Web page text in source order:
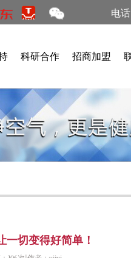
电
科研合作 招商加盟
一切变得好简单！